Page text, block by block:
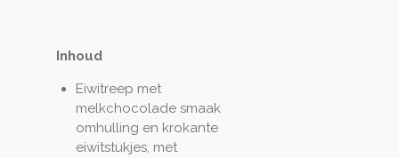
Inhoud
Eiwitreep met
melkchocolade smaak
omhulling en krokante
eiwitstukjes, met